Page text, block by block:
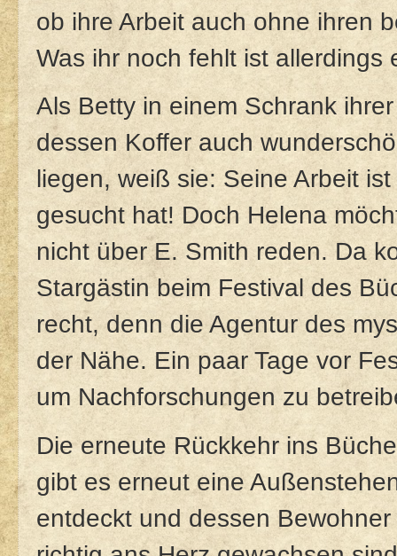
ob ihre Arbeit auch ohne ihren
Was ihr noch fehlt ist allerdings
Als Betty in einem Schrank
dessen Koffer auch
liegen, weiß sie: Seine Arbeit
gesucht hat! Doch Helena
nicht über E. Smith reden. Da
Stargästin beim Festival des
recht, denn die Agentur des
der Nähe. Ein paar Tage vor
um Nachforschungen zu
Die erneute Rückkehr ins
gibt es erneut eine
entdeckt und dessen